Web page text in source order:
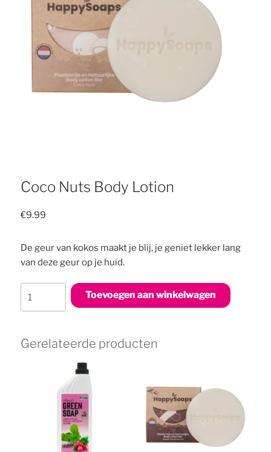
Coco Nuts Body Lotion
€9.99
De geur van kokos maakt je blij, je geniet lekker lang
van deze geur op je huid.
Nuts
aantal
Toevoegen aan winkelwagen
Gerelateerde producten